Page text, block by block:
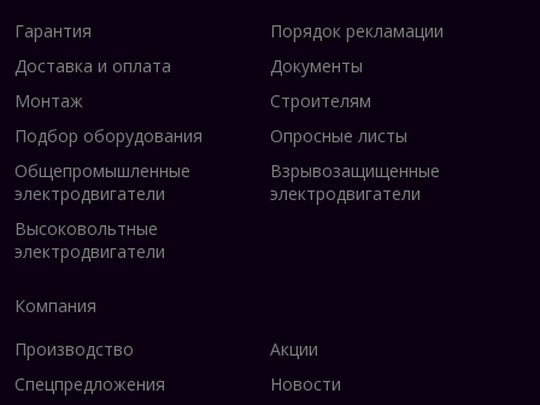
Гарантия
Порядок рекламации
Доставка и оплата
Документы
Монтаж
Строителям
Подбор оборудования
Опросные листы
Общепромышленные
электродвигатели
Взрывозащищенные
электродвигатели
Высоковольтные
электродвигатели
Компания
Производство
Акции
Спецпредложения
Новости